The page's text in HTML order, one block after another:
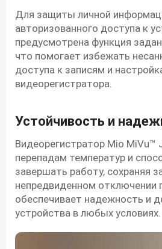
Для защиты личной
авторизованного доступа к
предусмотрена функция
что помогает избежать
доступа к записям и
видеорегистратора.
Устойчивость и
Видеорегистратор Mio MiVu™
перепадам температур и
завершать работу, сохраняя
непредвиденном отключении
обеспечивает надежность и
устройства в любых условиях.